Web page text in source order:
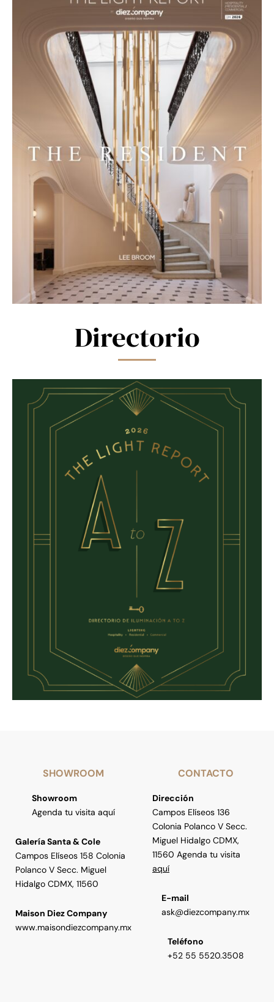
Directorio
SHOWROOM
Showroom
Agenda tu visita aquí
Galería Santa & Cole
Campos Elíseos 158 Colonia
Polanco V Secc. Miguel
Hidalgo CDMX, 11560
Maison Diez Company
www.maisondiezcompany.mx
CONTACTO
Dirección
Campos Elíseos 136
Colonia Polanco V Secc.
Miguel Hidalgo CDMX,
11560 Agenda tu visita
aquí
E-mail
ask@diezcompany.mx
Teléfono
+52 55 5520.3508